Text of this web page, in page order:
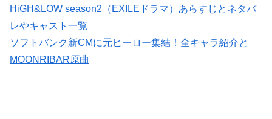
HiGH&LOW season2（EXILEドラマ）あらすじとネタバ
レやキャスト一覧
ソフトバンク新CMに元ヒーロー集結！全キャラ紹介と
MOONRIBAR原曲